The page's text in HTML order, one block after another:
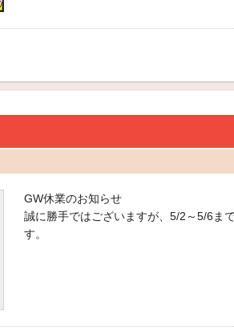
GW休業のお知らせ
誠に勝手ではございますが、5/2～5/6ま
す。